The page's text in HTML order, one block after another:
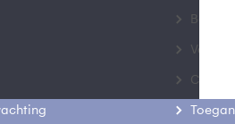
Contact